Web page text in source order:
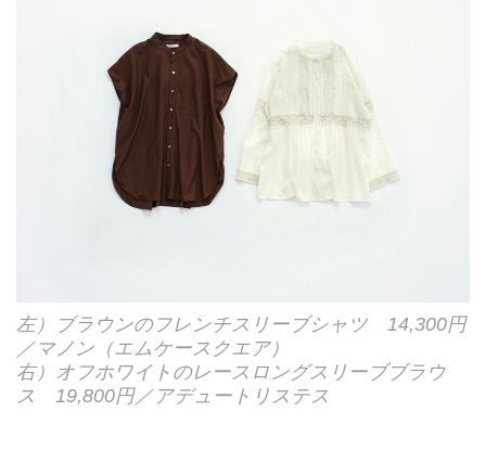
左）ブラウンのフレンチスリーブシャツ 14,300円
／マノン（エムケースクエア）
右）オフホワイトのレースロングスリーブブラウ
ス 19,800円／アデュートリステス